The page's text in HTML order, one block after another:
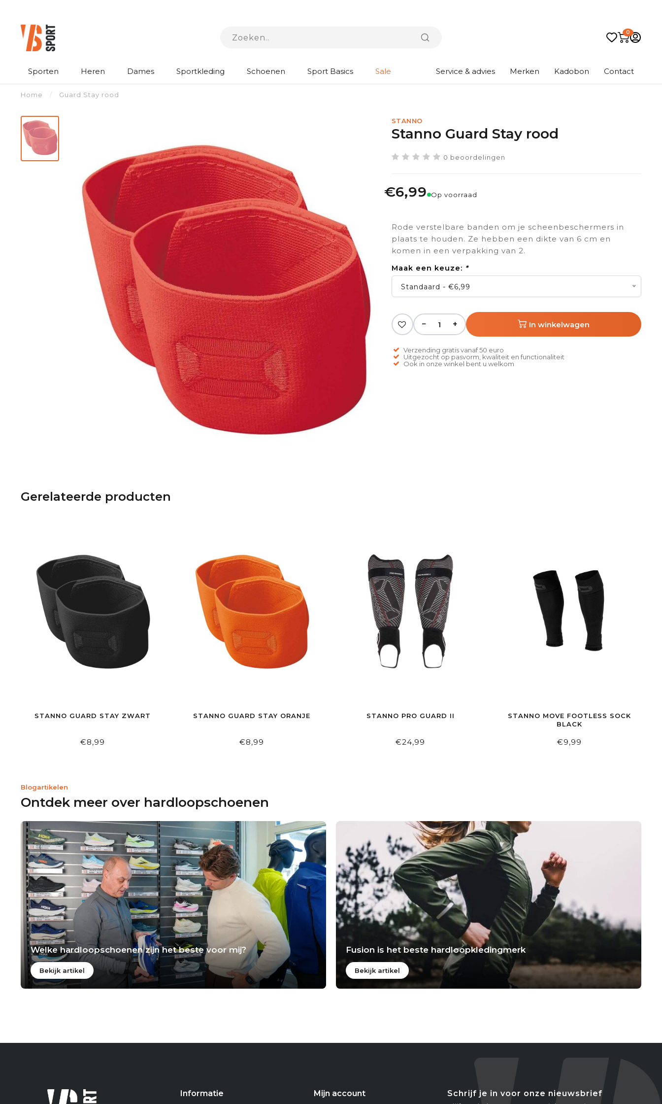
0
Sporten Heren Dames Sportkleding Schoenen Sport Basics Sale Service & advies Merken Kadobon Contact
Home / Guard Stay rood
STANNO
Stanno Guard Stay rood
0 beoordelingen
€6,99 Op voorraad
Rode verstelbare banden om je scheenbeschermers in
plaats te houden. Ze hebben een dikte van 6 cm en
komen in een verpakking van 2.
Maak een keuze: *
Standaard - €6,99
− + In winkelwagen
Verzending gratis vanaf 50 euro
Uitgezocht op pasvorm, kwaliteit en functionaliteit
Ook in onze winkel bent u welkom
Gerelateerde producten
STANNO GUARD STAY ZWART
€8,99
STANNO GUARD STAY ORANJE
€8,99
STANNO PRO GUARD II
€24,99
STANNO MOVE FOOTLESS SOCK
BLACK
€9,99
Blogartikelen
Ontdek meer over hardloopschoenen
Welke hardloopschoenen zijn het beste voor mij?
Bekijk artikel
Fusion is het beste hardloopkledingmerk
Bekijk artikel
Informatie Mijn account Schrijf je in voor onze nieuwsbrief